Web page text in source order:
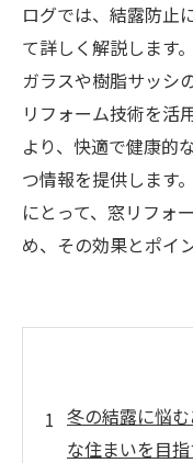
ログでは、結露防止
て詳しく解説します
ガラスや樹脂サッシ
リフォーム技術を活
より、快適で健康的
つ情報を提供します
にとって、窓リフォ
め、その効果とポイ
冬の結露に悩
な住まいを目